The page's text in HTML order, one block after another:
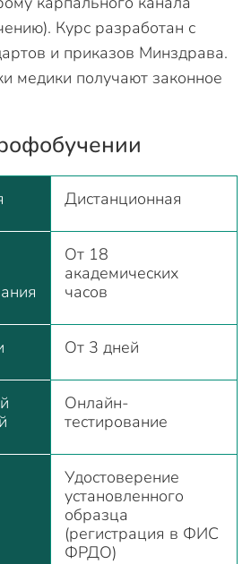
Курс разработан с
и приказов Минздрава.
медики получают законное
Дистанционная
От 18
академических
часов
От 3 дней
Онлайн-
тестирование
Удостоверение
установленного
образца
(регистрация в ФИС
ФРДО)